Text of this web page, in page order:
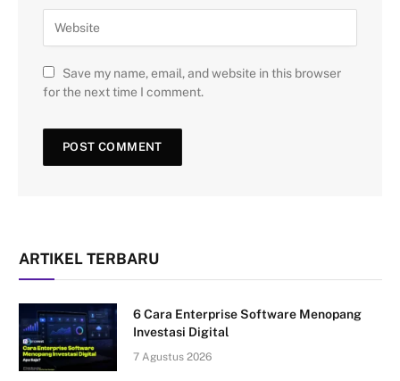
Save my name, email, and website in this browser
for the next time I comment.
ARTIKEL TERBARU
6 Cara Enterprise Software Menopang
Investasi Digital
7 Agustus 2026